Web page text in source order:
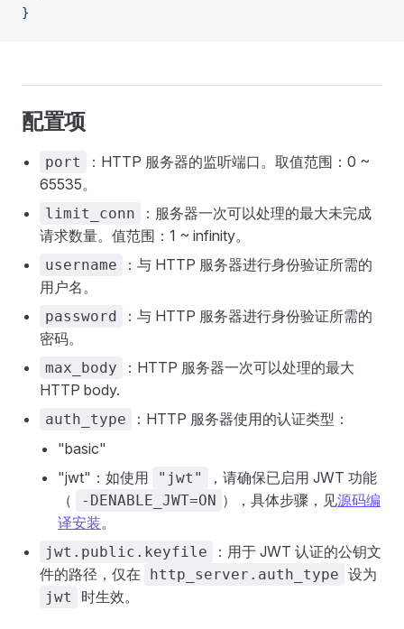
}
配置项
port
：HTTP 服务器的监听端口。取值范围：0 ~
65535。
limit_conn
：服务器一次可以处理的最大未完成
请求数量。值范围：1 ~ infinity。
username
：与 HTTP 服务器进行身份验证所需的
用户名。
password
：与 HTTP 服务器进行身份验证所需的
密码。
max_body
：HTTP 服务器一次可以处理的最大
HTTP body.
auth_type
：HTTP 服务器使用的认证类型：
"basic"
"jwt"：如使用
"jwt"
，请确保已启用 JWT 功能
（
-DENABLE_JWT=ON ），具体步骤，见源码编
译安装。
jwt.public.keyfile
：用于 JWT 认证的公钥文
件的路径，仅在
http_server.auth_type 设为
jwt 时生效。